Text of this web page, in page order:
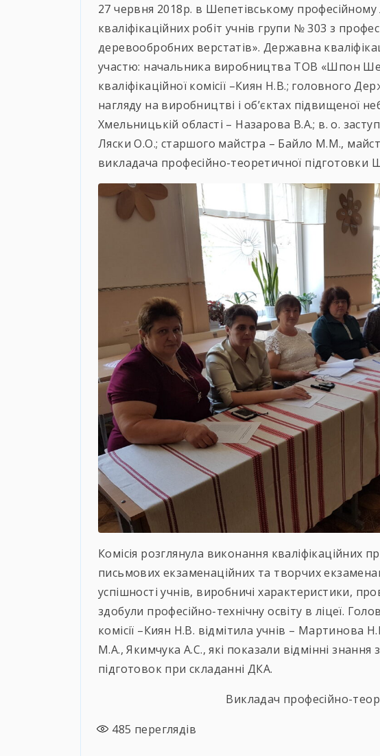
27 червня 2018р. в Шепетівському професійному
кваліфікаційних робіт учнів групи № 303 з
деревообробних верстатів». Державна
участю: начальника виробництва ТОВ «Шпон
кваліфікаційної комісії –Киян Н.В.; головного
нагляду на виробництві і об’єктах підвищеної
Хмельницькій області – Назарова В.А.; в. о.
Ляски О.О.; cтаршого майстра – Байло М.М.,
викладача професійно-теоретичної підготовки
Комісія розглянула виконання кваліфікаційних
письмових екзаменаційних та творчих
успішності учнів, виробничі характеристики,
здобули професійно-технічну освіту в ліцеї.
комісії –Киян Н.В. відмітила учнів – Мартинова
М.А., Якимчука А.С., які показали відмінні знання
підготовок при складанні ДКА.
Викладач професійно-
485 переглядів